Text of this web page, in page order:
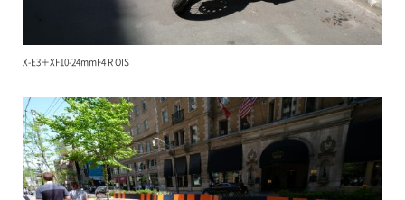
X-E3＋XF10-24mmF4 R OIS